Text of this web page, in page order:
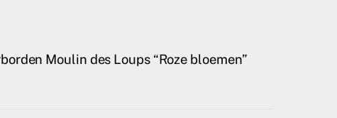
Moulin des Loups “Roze bloemen”